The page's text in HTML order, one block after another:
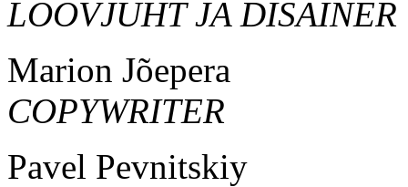
LOOVJUHT JA DISAINER
Marion Jõepera
COPYWRITER
Pavel Pevnitskiy